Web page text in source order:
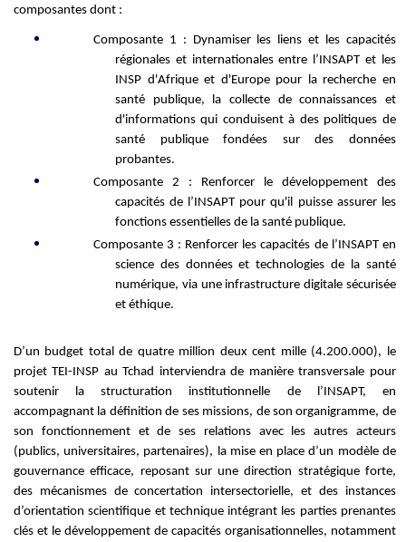
composantes dont :
Composante 1 : Dynamiser les liens et les capacités
régionales et internationales entre l’INSAPT et les
INSP d'Afrique et d'Europe pour la recherche en
santé publique,
la collecte de connaissances et
d'informations qui conduisent à des politiques de
santé publique fondées sur des données
probantes.
Composante 2 : Renforcer le développement des
capacités de l’INSAPT pour qu'il puisse assurer les
fonctions essentielles de la santé publique.
Composante 3 : Renforcer les capacités de l’INSAPT en
science des données et technologies de la santé
numérique, via une infrastructure digitale sécurisée
et éthique.
D’un budget total de quatre million deux cent mille (4.200.000), le
projet TEI-INSP au Tchad interviendra de manière transversale pour
soutenir la structuration institutionnelle de l’INSAPT, en
accompagnant la définition de ses missions, de son organigramme, de
son fonctionnement et de ses relations avec les autres acteurs
(publics, universitaires, partenaires), la mise en place d’un modèle de
gouvernance efficace, reposant sur une direction stratégique forte,
des mécanismes de concertation intersectorielle, et des instances
d’orientation scientifique ettechnique intégrant les parties prenantes
clés et le développement de capacités organisationnelles, notamment